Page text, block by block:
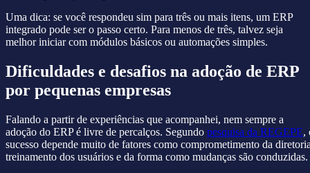
Uma dica: se você respondeu sim para três ou mais itens, um ERP
integrado pode ser o passo certo. Para menos de três, talvez seja
melhor iniciar com módulos básicos ou automações simples.
Dificuldades e desafios na adoção de ERP
por pequenas empresas
Falando a partir de experiências que acompanhei, nem sempre a
adoção do ERP é livre de percalços. Segundo pesquisa da REGEPE,
sucesso depende muito de fatores como comprometimento da
treinamento dos usuários e da forma como mudanças são conduzidas.